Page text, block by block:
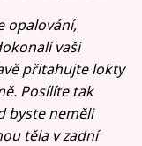
opalování,
vaši
přitahujte lokty
Posílíte tak
byste neměli
těla v zadní